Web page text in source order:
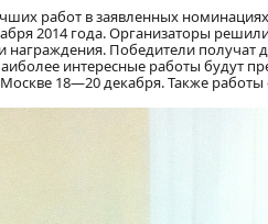
работ в заявленных
2014 года. Организаторы
награждения. Победители получат
интересные работы будут
18—20 декабря. Также